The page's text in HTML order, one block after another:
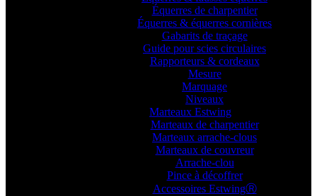
Équerres de charpentier
Équerres & équerres cornières
Gabarits de traçage
Guide pour scies circulaires
Rapporteurs & cordeaux
Mesure
Marquage
Niveaux
Marteaux Estwing
Marteaux de charpentier
Marteaux arrache-clous
Marteaux de couvreur
Arrache-clou
Pince à décoffrer
Accessoires EstwingⓇ